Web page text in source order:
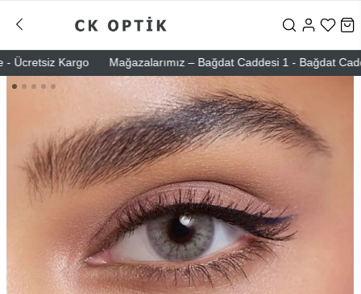
Kargo Mağazalarımız – Bağdat Caddesi 1 - Bağdat